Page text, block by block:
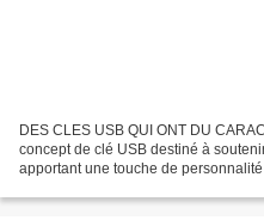
DES CLES USB QUI ONT DU
concept de clé USB destiné à
apportant une touche de